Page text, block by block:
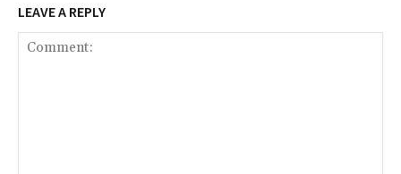
LEAVE A REPLY